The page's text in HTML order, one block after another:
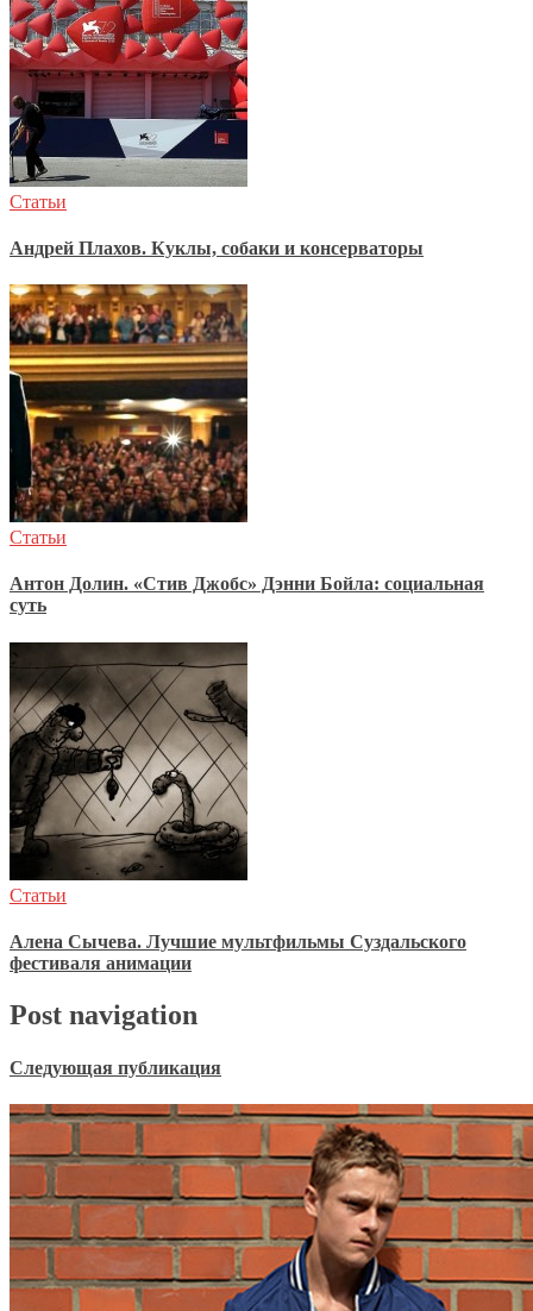
Статьи
Андрей Плахов. Куклы, собаки и консерваторы
Статьи
Антон Долин. «Стив Джобс» Дэнни Бойла: социальная
суть
Статьи
Алена Сычева. Лучшие мультфильмы Суздальского
фестиваля анимации
Post navigation
Следующая публикация